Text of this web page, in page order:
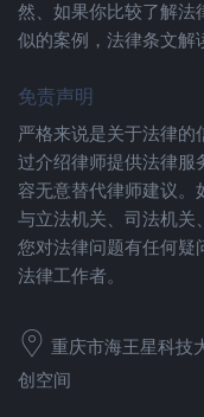
然、如果你比较了解法
似的案例，法律条文解
免责声明
严格来说是关于法律的
过介绍律师提供法律服
容无意替代律师建议。
与立法机关、司法机关
您对法律问题有任何疑
法律工作者。
重庆市海王星科技
创空间